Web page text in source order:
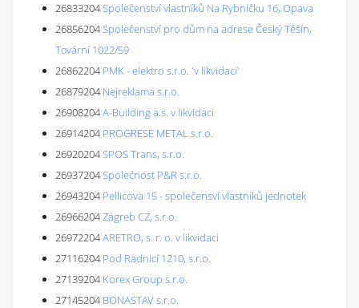
26833204Společenství vlastníků Na Rybníčku 16, Opava
26856204Společenství pro dům na adrese Český Těšín,
Tovární 1022/59
26862204 PMK - elektro s.r.o. 'v likvidaci'
26879204 Nejreklama s.r.o.
26908204A-Building a.s. v likvidaci
26914204 PROGRESE METAL s.r.o.
26920204SPOS Trans, s.r.o.
26937204Společnost P&R s.r.o.
26943204 Pellicova 15 - společensví vlastníků jednotek
26966204Zágreb CZ, s.r.o.
26972204ARETRO, s. r. o. v likvidaci
27116204 Pod Radnicí 1210, s.r.o.
27139204 Korex Group s.r.o.
27145204 BONASTAV s.r.o.